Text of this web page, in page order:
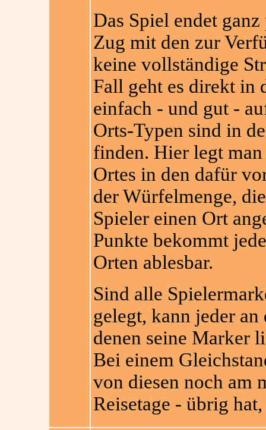
Das Spiel endet
Zug mit den zur
keine vollständige
Fall geht es direkt in
einfach - und gut -
Orts-Typen sind in
finden. Hier legt
Ortes in den dafür
der Würfelmenge,
Spieler einen Ort
Punkte bekommt
Orten ablesbar.
Sind alle
gelegt, kann jeder
denen seine Marker
Bei einem
von diesen noch am
Reisetage - übrig